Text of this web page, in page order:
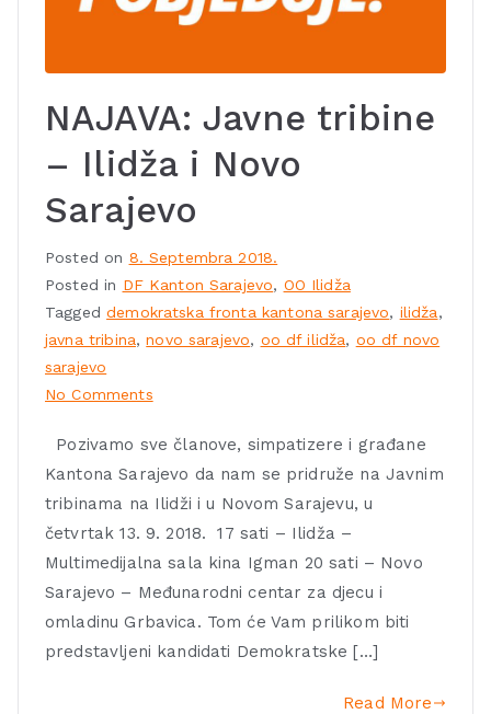
NAJAVA: Javne tribine
– Ilidža i Novo
Sarajevo
Posted on 8. Septembra 2018.
Posted in DF Kanton Sarajevo, OO Ilidža
Taggeddemokratska fronta kantona sarajevo, ilidža,
javna tribina,novo sarajevo, oo df ilidža, oo df novo
sarajevo
No Comments
Pozivamo sve članove, simpatizere i građane
Kantona Sarajevo da nam se pridruže na Javnim
tribinama na Ilidži i u Novom Sarajevu, u
četvrtak 13. 9. 2018. 17 sati – Ilidža –
Multimedijalna sala kina Igman 20 sati – Novo
Sarajevo – Međunarodni centar za djecu i
omladinu Grbavica. Tom će Vam prilikom biti
predstavljeni kandidati Demokratske […]
Read More